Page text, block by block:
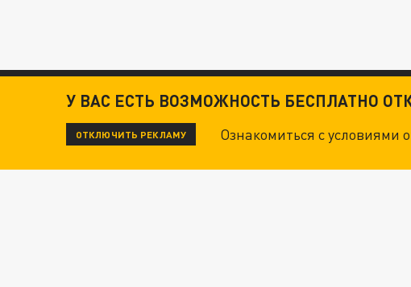
У ВАС ЕСТЬ ВОЗМОЖНОСТЬ БЕСПЛАТНО
ОТКЛЮЧИТЬ РЕКЛАМУ Ознакомиться с